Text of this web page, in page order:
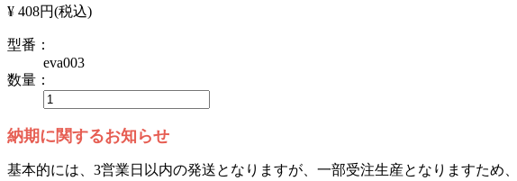
¥ 408円(税込)
型番：
eva003
数量：
納期に関するお知らせ
基本的には、3営業日以内の発送となりますが、一部受注生産となりますため